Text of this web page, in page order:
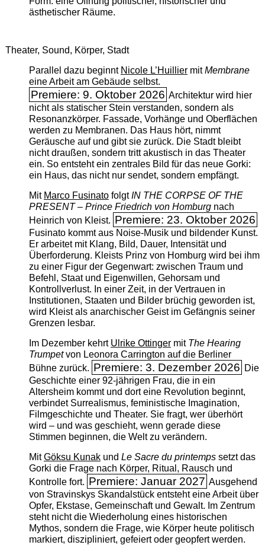
ästhetischer Räume.
Theater, Sound, Körper, Stadt
Parallel dazu beginnt Nicole L’Huilliermit ­Membrane
eine Arbeit am Gebäude selbst.
Premiere: 9. Oktober 2026 Architektur wird hier
nicht als statischer Stein verstanden, sondern als
Resonanzkörper. Fassade, Vorhänge und Oberflächen
werden zu Membranen. Das Haus hört, nimmt
Geräusche auf und gibt sie zurück. Die Stadt bleibt
nicht draußen, sondern tritt akustisch in das Theater
ein. So entsteht ein zentrales Bild für das neue Gorki:
ein Haus, das nicht nur sendet, sondern empfängt.
Mit Marco FusinatofolgtIN THE CORPSE OF THE
PRESENT – Prince Friedrich von Homburgnach
Heinrich von Kleist. Premiere: 23. Oktober 2026
Fusinato kommt aus Noise-Musik und bildender Kunst.
Er arbeitet mit Klang, Bild, Dauer, Intensität und
Überforderung. Kleists Prinz von Homburg wird bei ihm
zu einer Figur der Gegenwart: zwischen Traum und
Befehl, Staat und Eigenwillen, Gehorsam und
Kontrollverlust. In einer Zeit, in der Vertrauen in
Institutionen, Staaten und Bilder brüchig geworden ist,
wird Kleist als anarchischer Geist im Gefängnis seiner
Grenzen lesbar.
Im Dezember kehrt Ulrike Ottingermit The ­Hearing
Trumpetvon Leonora Carrington auf die Berliner
Bühne zurück. Premiere: 3. Dezember 2026 Die
Geschichte einer 92-jährigen Frau, die in ein
Altersheim kommt und dort eine Revolution beginnt,
verbindet Surrealismus, feministische Imagination,
Filmgeschichte und Theater. Sie fragt, wer überhört
wird – und was geschieht, wenn gerade diese
Stimmen beginnen, die Welt zu verändern.
MitGöksu Kunakund Le Sacre du printempssetzt das
Gorki die Frage nach Körper, Ritual, Rausch und
Kontrolle fort. Premiere: Januar 2027 Ausgehend
von Stravinskys Skandalstück entsteht eine Arbeit über
Opfer, Ekstase, Gemeinschaft und Gewalt. Im Zentrum
steht nicht die Wiederholung eines historischen
Mythos, sondern die Frage, wie Körper heute politisch
markiert, diszipliniert, gefeiert oder geopfert werden.